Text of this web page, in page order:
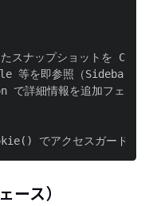
でアクセスガード（
ース）